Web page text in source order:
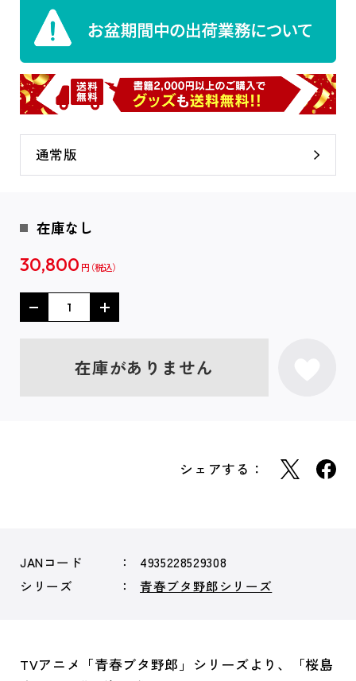
通常版
在庫なし
30,800 円
在庫がありません
シェアする：
JANコード
4935228529308
シリーズ
青春ブタ野郎シリーズ
TVアニメ「青春ブタ野郎」シリーズより、「桜島